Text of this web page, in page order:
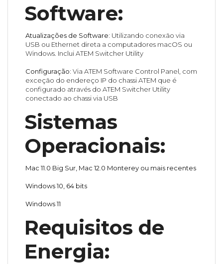
Software:
Atualizações de Software: Utilizando conexão via
USB ou Ethernet direta a computadores macOS ou
Windows. Inclui ATEM Switcher Utility
Configuração: Via ATEM Software Control Panel, com
exceção do endereço IP do chassi ATEM que é
configurado através do ATEM Switcher Utility
conectado ao chassi via USB
Sistemas
Operacionais:
Mac 11.0 Big Sur, Mac 12.0 Monterey ou mais recentes
Windows 10, 64 bits
Windows 11
Requisitos de
Energia: